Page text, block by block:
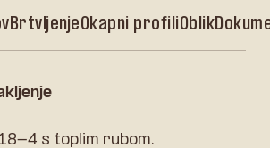
BrtvljenjeOkapni profiliOblik
4 s toplim rubom.